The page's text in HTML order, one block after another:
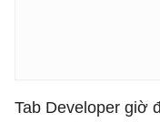
Tab Developer giờ